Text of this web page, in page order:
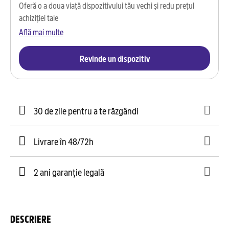
Oferă o a doua viață dispozitivului tău vechi și redu prețul
achiziției tale
Află mai multe
Revinde un dispozitiv
30 de zile pentru a te răzgândi
Livrare în 48/72h
2 ani garanție legală
DESCRIERE